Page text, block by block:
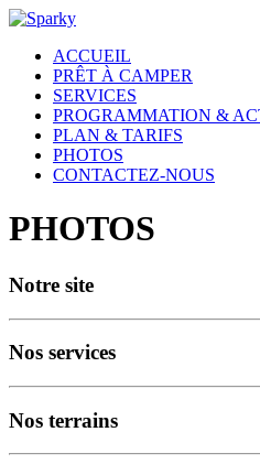
ACCUEIL
PRÊT À CAMPER
SERVICES
PROGRAMMATION &
PLAN & TARIFS
PHOTOS
CONTACTEZ-NOUS
PHOTOS
Notre site
Nos services
Nos terrains